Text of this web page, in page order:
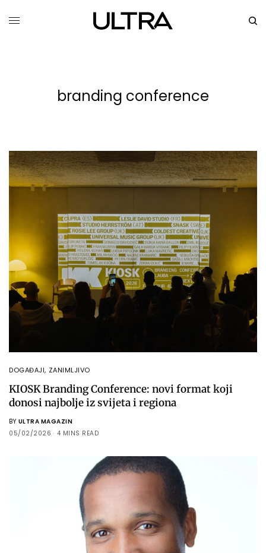
branding conference
DOGAĐAJI, ZANIMLJIVO
KIOSK Branding Conference: novi format koji
donosi najbolje iz svijeta i regiona
BY ULTRA MAGAZIN
05/02/2026
4 MINS READ